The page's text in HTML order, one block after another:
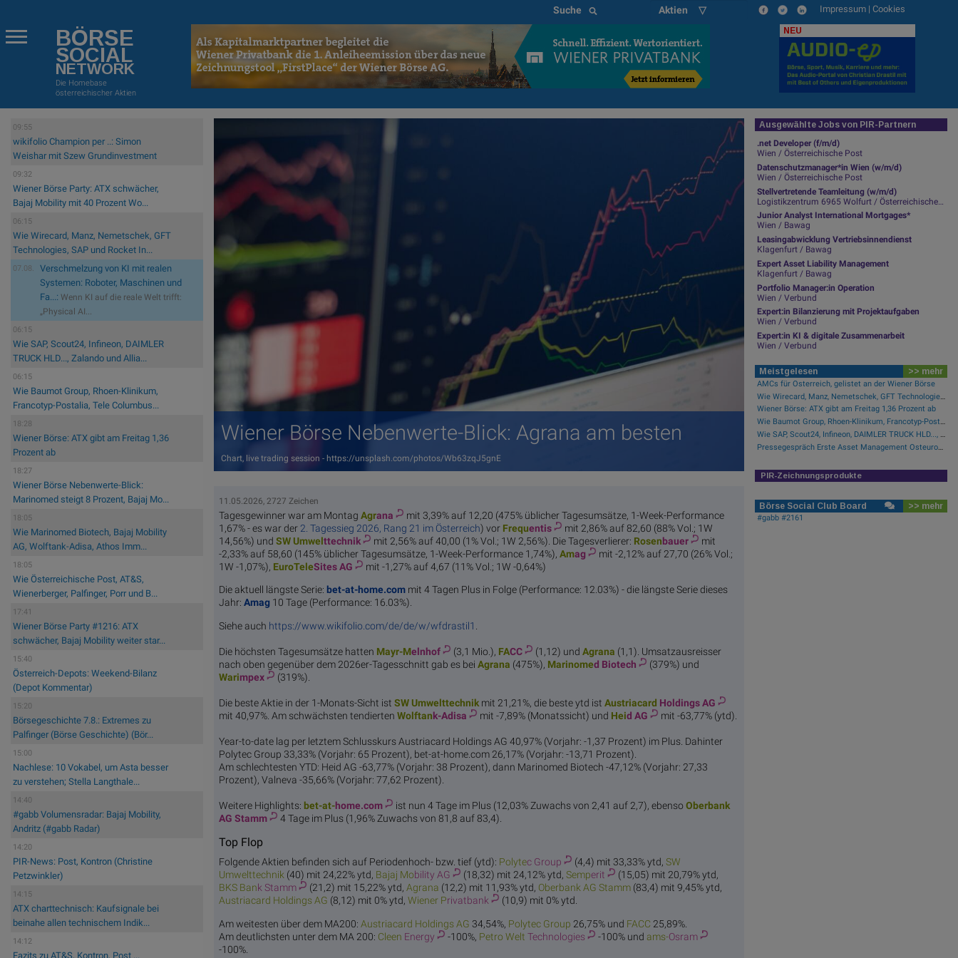
Suche Aktien ▽ Impressum | Cookies
BÖRSE
SOCIAL
NETWORK
Die Homebase
österreichischer Aktien
NEU
09:55
wikifolio Champion per ..: Simon
Weishar mit Szew Grundinvestment
09:32
Wiener Börse Party: ATX schwächer,
Bajaj Mobility mit 40 Prozent Wo...
06:15
Wie Wirecard, Manz, Nemetschek, GFT
Technologies, SAP und Rocket In...
07.08.
Verschmelzung von KI mit realen
Systemen: Roboter, Maschinen und
Fa...: Wenn KI auf die reale Welt trifft:
„Physical AI...
06:15
Wie SAP, Scout24, Infineon, DAIMLER
TRUCK HLD..., Zalando und Allia...
06:15
Wie Baumot Group, Rhoen-Klinikum,
Francotyp-Postalia, Tele Columbus...
18:28
Wiener Börse: ATX gibt am Freitag 1,36
Prozent ab
18:27
Wiener Börse Nebenwerte-Blick:
Marinomed steigt 8 Prozent, Bajaj Mo...
18:05
Wie Marinomed Biotech, Bajaj Mobility
AG, Wolftank-Adisa, Athos Imm...
18:05
Wie Österreichische Post, AT&S,
Wienerberger, Palfinger, Porr und B...
17:41
Wiener Börse Party #1216: ATX
schwächer, Bajaj Mobility weiter star...
15:40
Österreich-Depots: Weekend-Bilanz
(Depot Kommentar)
15:20
Börsegeschichte 7.8.: Extremes zu
Palfinger (Börse Geschichte) (Bör...
15:00
Nachlese: 10 Vokabel, um Asta besser
zu verstehen; Stella Langthale...
14:40
#gabb Volumensradar: Bajaj Mobility,
Andritz (#gabb Radar)
14:20
PIR-News: Post, Kontron (Christine
Petzwinkler)
14:15
ATX charttechnisch: Kaufsignale bei
beinahe allen technischem Indik...
14:12
Fazits zu AT&S, Kontron, Post ...
Wiener Börse Nebenwerte-Blick: Agrana am besten
Chart, live trading session - https://unsplash.com/photos/Wb63zqJ5gnE
11.05.2026, 2727 Zeichen
Tagesgewinner war am MontagAgrana
mit 3,39% auf 12,20 (475% üblicher Tagesumsätze, 1-Week-Performance
1,67% - es war der2. Tagessieg 2026, Rang 21 im Österreich) vor Frequentis
mit 2,86% auf 82,60 (88% Vol.; 1W
14,56%) undSW Umwelttechnik mit 2,56% auf 40,00 (1% Vol.; 1W 2,56%). Die Tagesverlierer: Rosenbauer
mit
-2,33% auf 58,60 (145% üblicher Tagesumsätze, 1-Week-Performance 1,74%),Amag
mit -2,12% auf 27,70 (26% Vol.;
1W -1,07%), EuroTeleSites AG mit -1,27% auf 4,67 (11% Vol.; 1W -0,64%)
Die aktuell längste Serie: bet-at-home.com mit 4 Tagen Plus in Folge (Performance: 12.03%) - die längste Serie dieses
Jahr:Amag 10 Tage (Performance: 16.03%).
Siehe auch https://www.wikifolio.com/de/de/w/wfdrastil1
Die höchsten Tagesumsätze hatten Mayr-Melnhof (3,1 Mio.), FACC (1,12) undAgrana (1,1). Umsatzausreisser
nach oben gegenüber dem 2026er-Tagesschnitt gab es beiAgrana (475%), Marinomed Biotech
(379%) und
Warimpex (319%).
Die beste Aktie in der 1-Monats-Sicht istSW Umwelttechnik mit 21,21%, die beste ytd istAustriacard Holdings AG
mit 40,97%. Am schwächsten tendiertenWolftank-Adisa mit -7,89% (Monatssicht) und Heid AG mit -63,77% (ytd).
Year-to-date lag per letztem Schlusskurs Austriacard Holdings AG 40,97% (Vorjahr: -1,37 Prozent) im Plus. Dahinter
Polytec Group 33,33% (Vorjahr: 65 Prozent), bet-at-home.com 26,17% (Vorjahr: -13,71 Prozent).
Am schlechtesten YTD: Heid AG -63,77% (Vorjahr: 38 Prozent), dann Marinomed Biotech -47,12% (Vorjahr: 27,33
Prozent), Valneva -35,66% (Vorjahr: 77,62 Prozent).
Weitere Highlights: bet-at-home.com ist nun 4 Tage im Plus (12,03% Zuwachs von 2,41 auf 2,7), ebensoOberbank
AG Stamm
4 Tage im Plus (1,96% Zuwachs von 81,8 auf 83,4).
Top Flop
Folgende Aktien befinden sich auf Periodenhoch- bzw. tief (ytd): Polytec Group (4,4) mit 33,33% ytd,SW
Umwelttechnik (40) mit 24,22% ytd, Bajaj Mobility AG (18,32) mit 24,12% ytd,Semperit
(15,05) mit 20,79% ytd,
BKS Bank Stamm (21,2) mit 15,22% ytd,Agrana (12,2) mit 11,93% ytd, OberbankAG Stamm (83,4) mit 9,45% ytd,
Austriacard Holdings AG (8,12) mit 0% ytd,Wiener Privatbank (10,9) mit 0% ytd.
Am weitesten über dem MA200:Austriacard Holdings AG 34,54%, Polytec Group 26,75% und FACC 25,89%.
Am deutlichsten unter dem MA 200: Cleen Energy -100%, Petro WeltTechnologies -100% undams-Osram
-100%.
Ausgewählte Jobs von PIR-Partnern
.net Developer (f/m/d)
Wien / Österreichische Post
Datenschutzmanager*in Wien (w/m/d)
Wien / Österreichische Post
Stellvertretende Teamleitung (w/m/d)
Logistikzentrum 6965 Wolfurt / Österreichische Post
Junior Analyst International Mortgages*
Wien / Bawag
Leasingabwicklung Vertriebsinnendienst
Klagenfurt / Bawag
Expert Asset Liability Management
Klagenfurt / Bawag
Portfolio Manager:in Operation
Wien / Verbund
Expert:in Bilanzierung mit Projektaufgaben
Wien / Verbund
Expert:in KI & digitale Zusammenarbeit
Wien / Verbund
Meistgelesen >> mehr
AMCs für Österreich, gelistet an der Wiener Börse
Wie Wirecard, Manz, Nemetschek, GFT Technologies, SAP und Rocket Internet für Gesprächsstoff sorgten
Wiener Börse: ATX gibt am Freitag 1,36 Prozent ab
Wie Baumot Group, Rhoen-Klinikum, Francotyp-Postalia, Tele Columbus, European Lithium und Lanxess für Gesprächsstoff sorgten
Wie SAP, Scout24, Infineon, DAIMLER TRUCK HLD..., Zalando und Allianz für Gesprächsstoff im DAX sorgten
Pressegespräch Erste Asset Management Osteuropa Aktien
PIR-Zeichnungsprodukte
Börse Social Club Board >> mehr
#gabb #2161